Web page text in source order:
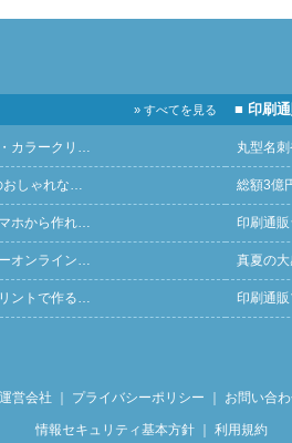
» すべてを見る
カラークリ…
おしゃれな…
ホから作れ…
オンライン…
ントで作る…
■ 印刷
丸型名
総額3億
印刷通
真夏の
印刷通
運営会社 ｜ プライバシーポリシー ｜ お問い合
情報セキュリティ基本方針｜ 利用規約